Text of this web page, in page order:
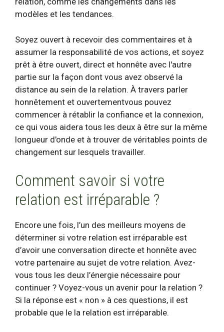
modèles et les tendances.
Soyez ouvert à recevoir des commentaires et à
assumer la responsabilité de vos actions, et soyez
prêt à être ouvert, direct et honnête avec l'autre
partie sur la façon dont vous avez observé la
distance au sein de la relation. À travers parler
honnêtement et ouvertementvous pouvez
commencer à rétablir la confiance et la connexion,
ce qui vous aidera tous les deux à être sur la même
longueur d'onde et à trouver de véritables points de
changement sur lesquels travailler.
Comment savoir si votre
relation est irréparable ?
Encore une fois, l’un des meilleurs moyens de
déterminer si votre relation est irréparable est
d’avoir une conversation directe et honnête avec
votre partenaire au sujet de votre relation. Avez-
vous tous les deux l’énergie nécessaire pour
continuer ? Voyez-vous un avenir pour la relation ?
Si la réponse est « non » à ces questions, il est
probable que le la relation est irréparable.